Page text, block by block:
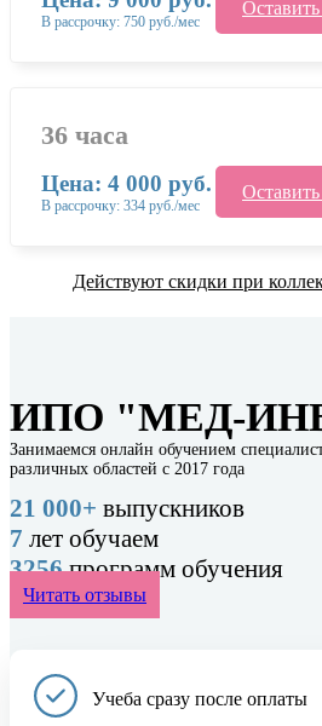
В рассрочку: 750 руб./мес
Оставить
36 часа
Цена: 4 000 руб.
В рассрочку: 334 руб./мес
Оставить
Действуют скидки при
ИПО "МЕД-
Занимаемся онлайн обучением
различных областей с 2017 года
21 000+ выпускников
7 лет обучаем
3256программ обучения
Читать отзывы
Учеба сразу после оплаты